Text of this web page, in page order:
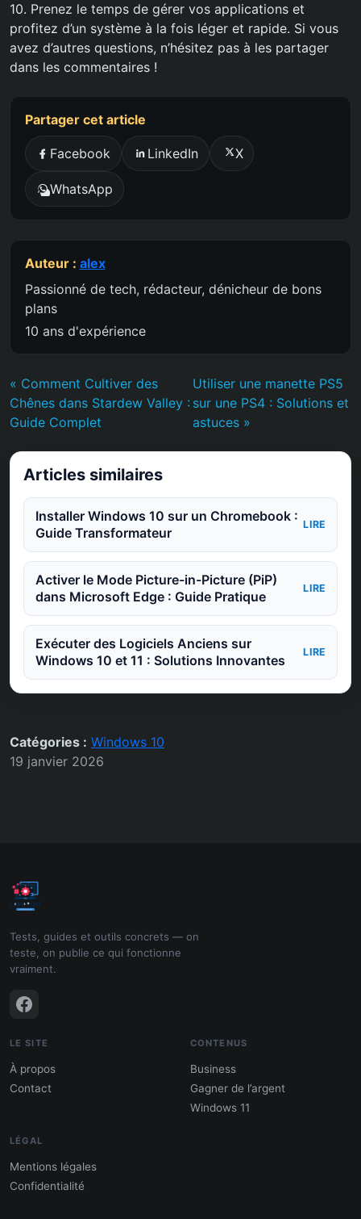
10. Prenez le temps de gérer vos applications et
profitez d’un système à la fois léger et rapide. Si vous
avez d’autres questions, n’hésitez pas à les partager
dans les commentaires !
Partager cet article
Facebook LinkedIn X
WhatsApp
Auteur : alex
Passionné de tech, rédacteur, dénicheur de bons
plans
10 ans d'expérience
« Comment Cultiver des
Chênes dans Stardew Valley :
Guide Complet
Utiliser une manette PS5
sur une PS4 : Solutions et
astuces »
Articles similaires
Installer Windows 10 sur un Chromebook :
Guide Transformateur
LIRE
Activer le Mode Picture-in-Picture (PiP)
dans Microsoft Edge : Guide Pratique
LIRE
Exécuter des Logiciels Anciens sur
Windows 10 et 11 : Solutions Innovantes
LIRE
Catégories : Windows 10
19 janvier 2026
Tests, guides et outils concrets — on
teste, on publie ce qui fonctionne
vraiment.
LE SITE
À propos
Contact
CONTENUS
Business
Gagner de l’argent
Windows 11
LÉGAL
Mentions légales
Confidentialité